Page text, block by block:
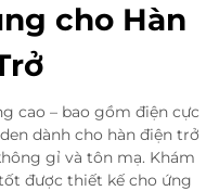
cho Hàn
cao – bao gồm điện cực
dành cho hàn điện trở
gỉ và tôn mạ. Khám
được thiết kế cho ứng